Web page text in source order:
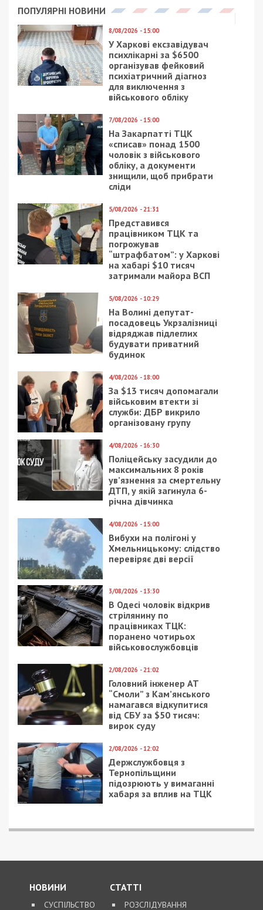
ПОПУЛЯРНІ НОВИНИ
8/08/2026 - 15:00
У Харкові ексзавідувач
психлікарні за $6500
організував фейковий
психіатричний діагноз
для виключення з
військового обліку
7/08/2026 - 15:00
На Закарпатті ТЦК
«списав» понад 1500
чоловік з військового
обліку, а документи
знищили, щоб прибрати
сліди
5/08/2026 - 21:31
Представився
працівником ТЦК та
погрожував
“штрафбатом”: у Харкові
на хабарі $10 тисяч
затримали майора ВСП
5/08/2026 - 10:29
На Волині депутат-
посадовець Укрзалізниці
відряджав підлеглих
будувати приватний
будинок
4/08/2026 - 18:00
За $13 тисяч допомагали
військовим втекти зі
служби: ДБР викрило
організовану групу
4/08/2026 - 16:30
Поліцейську засудили до
максимальних 8 років
ув’язнення за смертельну
ДТП, у якій загинула 6-
річна дівчинка
4/08/2026 - 15:00
Вибухи на полігоні у
Хмельницькому: слідство
перевіряє дві версії
3/08/2026 - 13:30
В Одесі чоловік відкрив
стрілянину по
працівниках ТЦК:
поранено чотирьох
військовослужбовців
2/08/2026 - 21:02
Головний інженер АТ
“Смоли” з Кам’янського
намагався відкупитися
від СБУ за $50 тисяч:
вирок суду
2/08/2026 - 12:02
Держслужбовця з
Тернопільщини
підозрюють у вимаганні
хабаря за вплив на ТЦК
НОВИНИ
СУСПІЛЬСТВО
СТАТТІ
РОЗСЛІДУВАННЯ